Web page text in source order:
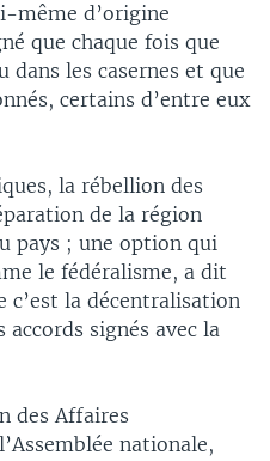
même d’origine
que chaque fois que
dans les casernes et que
certains d’entre eux
la rébellion des
de la région
pays ; une option qui
le fédéralisme, a dit
c’est la décentralisation
signés avec la
des Affaires
nationale,